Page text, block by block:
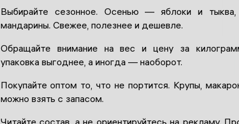
Выбирайте сезонное. Осенью — яблоки и
мандарины. Свежее, полезнее и дешевле.
Обращайте внимание на вес и цену за
упаковка выгоднее, а иногда — наоборот.
Покупайте оптом то, что не портится. Крупы,
можно взять с запасом.
Читайте состав, а не ориентируйтесь на рекламу.